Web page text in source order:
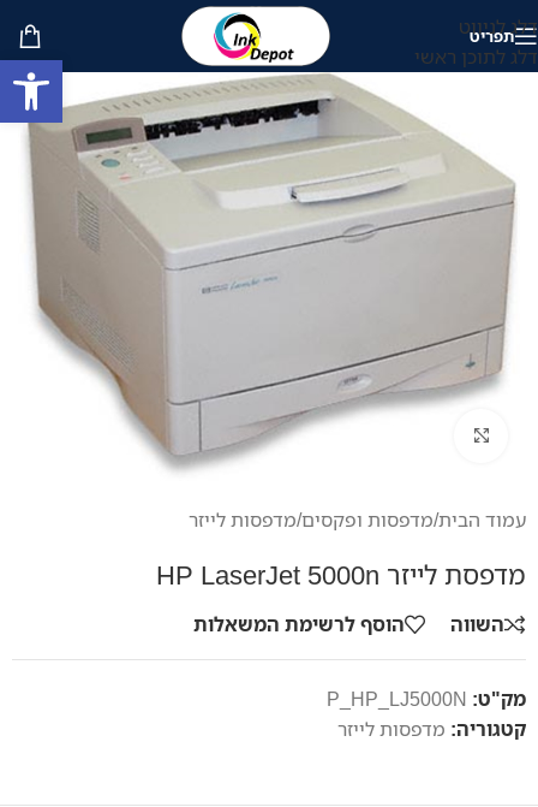
דלג לניווט
דלג לתוכן ראשי
תפריט
עמוד הבית/מדפסות ופקסים/מדפסות לייזר
מדפסת לייזר HP LaserJet 5000n
השווה הוסף לרשימת המשאלות
מק"ט: P_HP_LJ5000N
קטגוריה: מדפסות לייזר
פתח